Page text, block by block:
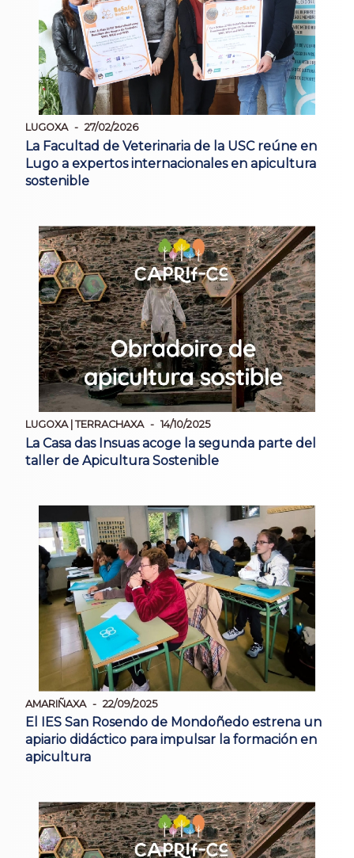
LUGOXA 27/02/2026
La Facultad de Veterinaria de la USC reúne en
Lugo a expertos internacionales en apicultura
sostenible
LUGOXA | TERRACHAXA 14/10/2025
La Casa das Insuas acoge la segunda parte del
taller de Apicultura Sostenible
AMARIÑAXA 22/09/2025
El IES San Rosendo de Mondoñedo estrena un
apiario didáctico para impulsar la formación en
apicultura